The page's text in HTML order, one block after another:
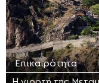
Επικαιρότητα